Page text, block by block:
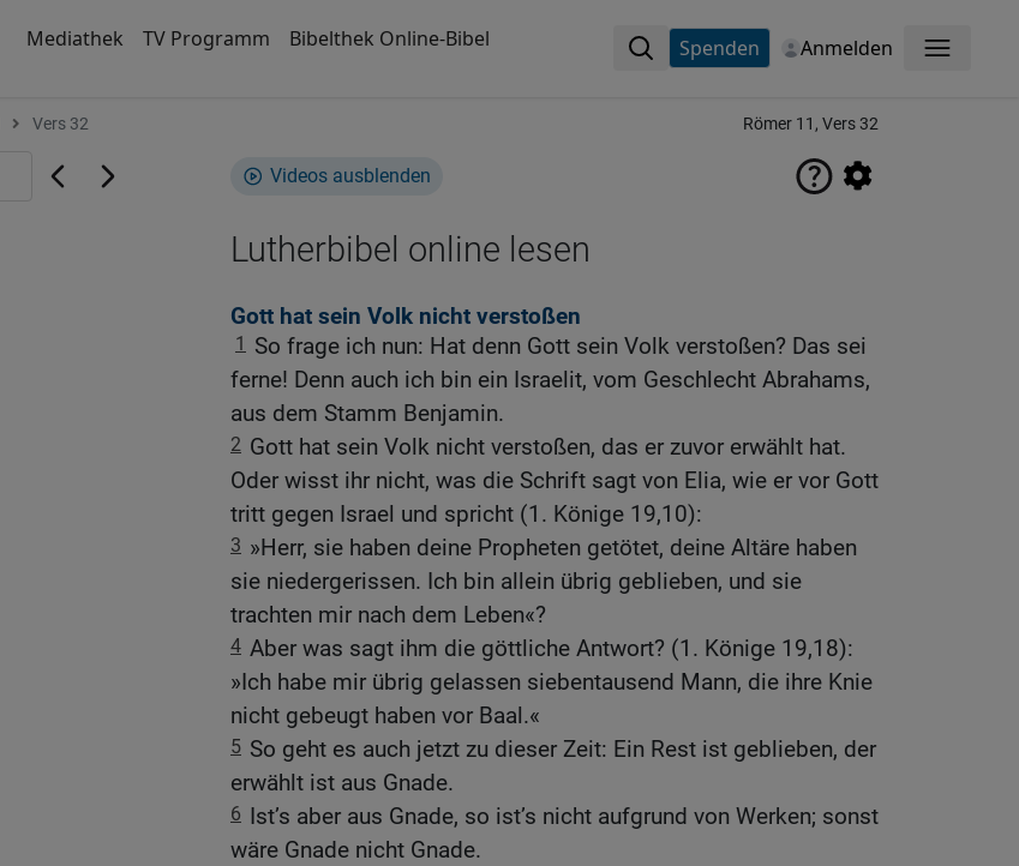
Mediathek TV Programm Bibelthek Online-Bibel Spenden Anmelden Menü
Vers 32 Römer 11, Vers 32
Videos ausblenden
Lutherbibel online lesen
Gott hat sein Volk nicht verstoßen
1
So frage ich nun: Hat denn Gott sein Volk verstoßen? Das sei
ferne! Denn auch ich bin ein Israelit, vom Geschlecht Abrahams,
aus dem Stamm Benjamin.
2 Gott hat sein Volk nicht verstoßen, das er zuvor erwählt hat.
Oder wisst ihr nicht, was die Schrift sagt von Elia, wie er vor Gott
tritt gegen Israel und spricht (1. Könige 19,10):
3 »Herr, sie haben deine Propheten getötet, deine Altäre haben
sie niedergerissen. Ich bin allein übrig geblieben, und sie
trachten mir nach dem Leben«?
4 Aber was sagt ihm die göttliche Antwort? (1. Könige 19,18):
»Ich habe mir übrig gelassen siebentausend Mann, die ihre Knie
nicht gebeugt haben vor Baal.«
5 So geht es auch jetzt zu dieser Zeit: Ein Rest ist geblieben, der
erwählt ist aus Gnade.
6 Ist’s aber aus Gnade, so ist’s nicht aufgrund von Werken; sonst
wäre Gnade nicht Gnade.